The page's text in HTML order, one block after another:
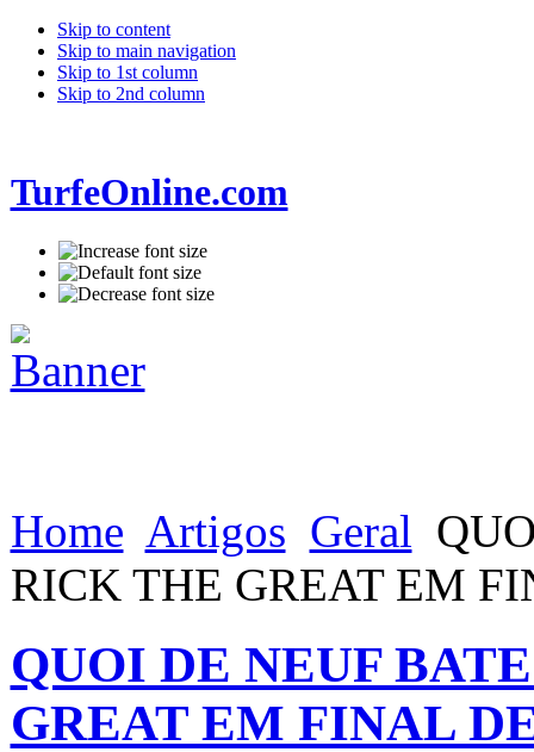
Skip to content
Skip to main navigation
Skip to 1st column
Skip to 2nd column
TurfeOnline.com
Home Artigos Geral
RICK THE GREAT EM
QUOI DE NEUF
GREAT EM FINAL